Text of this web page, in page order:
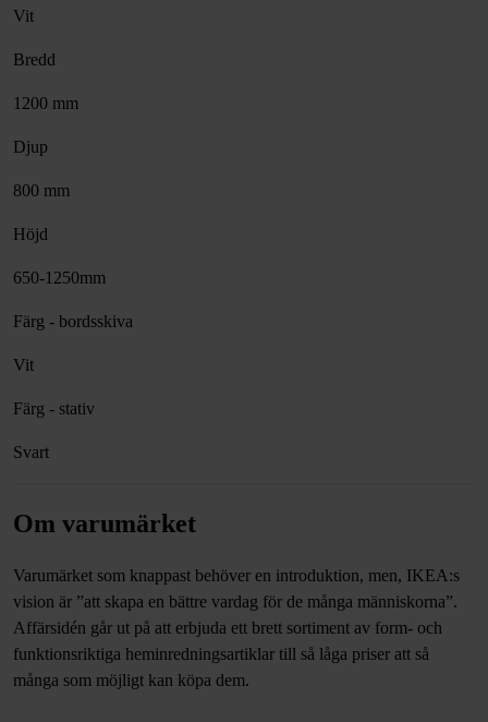
Vit
Bredd
1200 mm
Djup
800 mm
Höjd
650-1250mm
Färg - bordsskiva
Vit
Färg - stativ
Svart
Om varumärket
Varumärket som knappast behöver en introduktion, men, IKEA:s
vision är ”att skapa en bättre vardag för de många människorna”.
Affärsidén går ut på att erbjuda ett brett sortiment av form- och
funktionsriktiga heminredningsartiklar till så låga priser att så
många som möjligt kan köpa dem.